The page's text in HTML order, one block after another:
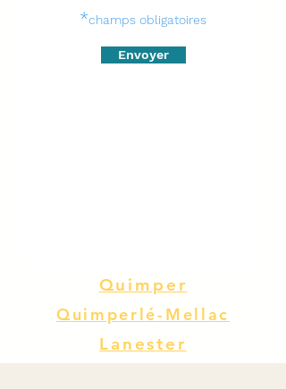
*champs obligatoires
Envoyer
Quimper
Quimperlé-Mellac
Lanester